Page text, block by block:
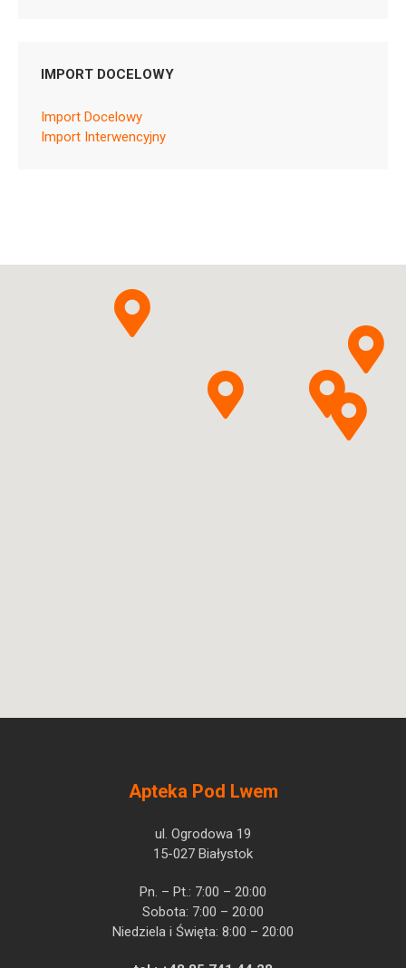
100 kaps.
180 kaps.
Pytanie o produkt
IMPORT DOCELOWY
Import Docelowy
Import Interwencyjny
Apteka Pod Lwem
ul. Ogrodowa 19
15-027 Białystok
Pn. – Pt.: 7:00 – 20:00
Sobota: 7:00 – 20:00
Niedziela i Święta: 8:00 – 20:00